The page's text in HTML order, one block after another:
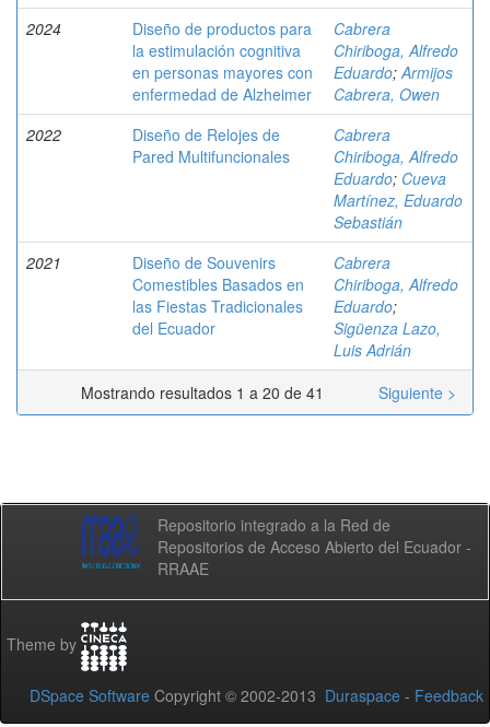
2024
Diseño de productos para
la estimulación cognitiva
en personas mayores con
enfermedad de Alzheimer
Cabrera
Chiriboga, Alfredo
Eduardo;Armijos
Cabrera, Owen
2022
Diseño de Relojes de
Pared Multifuncionales
Cabrera
Chiriboga, Alfredo
Eduardo; Cueva
Martínez, Eduardo
Sebastián
2021
Diseño de Souvenirs
Comestibles Basados en
las Fiestas Tradicionales
del Ecuador
Cabrera
Chiriboga, Alfredo
Eduardo;
Sigüenza Lazo,
Luis Adrián
Mostrando resultados 1 a 20 de 41
Siguiente >
Repositorio integrado a la Red de
Repositorios de Acceso Abierto del Ecuador -
RRAAE
Theme by
DSpace Software Copyright © 2002-2013 Duraspace - Feedback